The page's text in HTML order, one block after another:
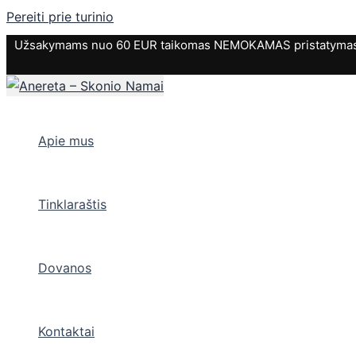
Pereiti prie turinio
Užsakymams nuo 60 EUR taikomas NEMOKAMAS
Apie mus
Tinklaraštis
Dovanos
Kontaktai